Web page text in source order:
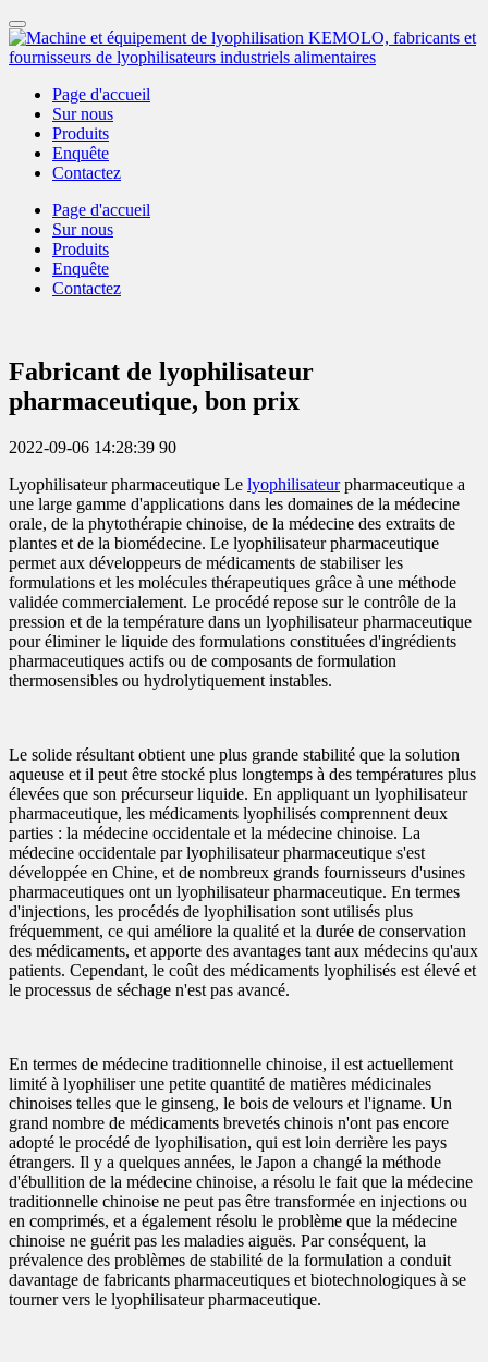
Page d'accueil
Sur nous
Produits
Enquête
Contactez
Page d'accueil
Sur nous
Produits
Enquête
Contactez
Fabricant de lyophilisateur
pharmaceutique, bon prix
2022-09-06 14:28:39 90
Lyophilisateur pharmaceutique Le lyophilisateurpharmaceutique a
une large gamme d'applications dans les domaines de la médecine
orale, de la phytothérapie chinoise, de la médecine des extraits de
plantes et de la biomédecine. Le lyophilisateur pharmaceutique
permet aux développeurs de médicaments de stabiliser les
formulations et les molécules thérapeutiques grâce à une méthode
validée commercialement. Le procédé repose sur le contrôle de la
pression et de la température dans un lyophilisateur pharmaceutique
pour éliminer le liquide des formulations constituées d'ingrédients
pharmaceutiques actifs ou de composants de formulation
thermosensibles ou hydrolytiquement instables.
Le solide résultant obtient une plus grande stabilité que la solution
aqueuse et il peut être stocké plus longtemps à des températures plus
élevées que son précurseur liquide. En appliquant un lyophilisateur
pharmaceutique, les médicaments lyophilisés comprennent deux
parties : la médecine occidentale et la médecine chinoise. La
médecine occidentale par lyophilisateur pharmaceutique s'est
développée en Chine, et de nombreux grands fournisseurs d'usines
pharmaceutiques ont un lyophilisateur pharmaceutique. En termes
d'injections, les procédés de lyophilisation sont utilisés plus
fréquemment, ce qui améliore la qualité et la durée de conservation
des médicaments, et apporte des avantages tant aux médecins qu'aux
patients. Cependant, le coût des médicaments lyophilisés est élevé et
le processus de séchage n'est pas avancé.
En termes de médecine traditionnelle chinoise, il est actuellement
limité à lyophiliser une petite quantité de matières médicinales
chinoises telles que le ginseng, le bois de velours et l'igname. Un
grand nombre de médicaments brevetés chinois n'ont pas encore
adopté le procédé de lyophilisation, qui est loin derrière les pays
étrangers. Il y a quelques années, le Japon a changé la méthode
d'ébullition de la médecine chinoise, a résolu le fait que la médecine
traditionnelle chinoise ne peut pas être transformée en injections ou
en comprimés, et a également résolu le problème que la médecine
chinoise ne guérit pas les maladies aiguës. Par conséquent, la
prévalence des problèmes de stabilité de la formulation a conduit
davantage de fabricants pharmaceutiques et biotechnologiques à se
tourner vers le lyophilisateur pharmaceutique.